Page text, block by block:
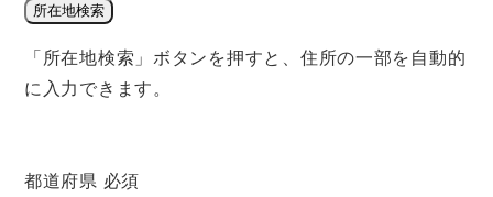
所在地検索
「所在地検索」ボタンを押すと、住所の一部を自動的
に入力できます。
都道府県 必須